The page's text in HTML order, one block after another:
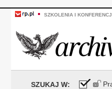
SZKOLENIA I
SZUKAJ W: